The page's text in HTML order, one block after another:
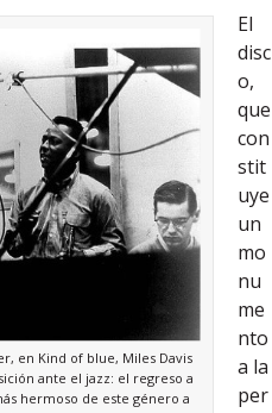
en Kind of blue, Miles Davis
ante el jazz: el regreso a
hermoso de este género a
El
disc
o,
que
con
stit
uye
un
mo
nu
me
nto
a la
per